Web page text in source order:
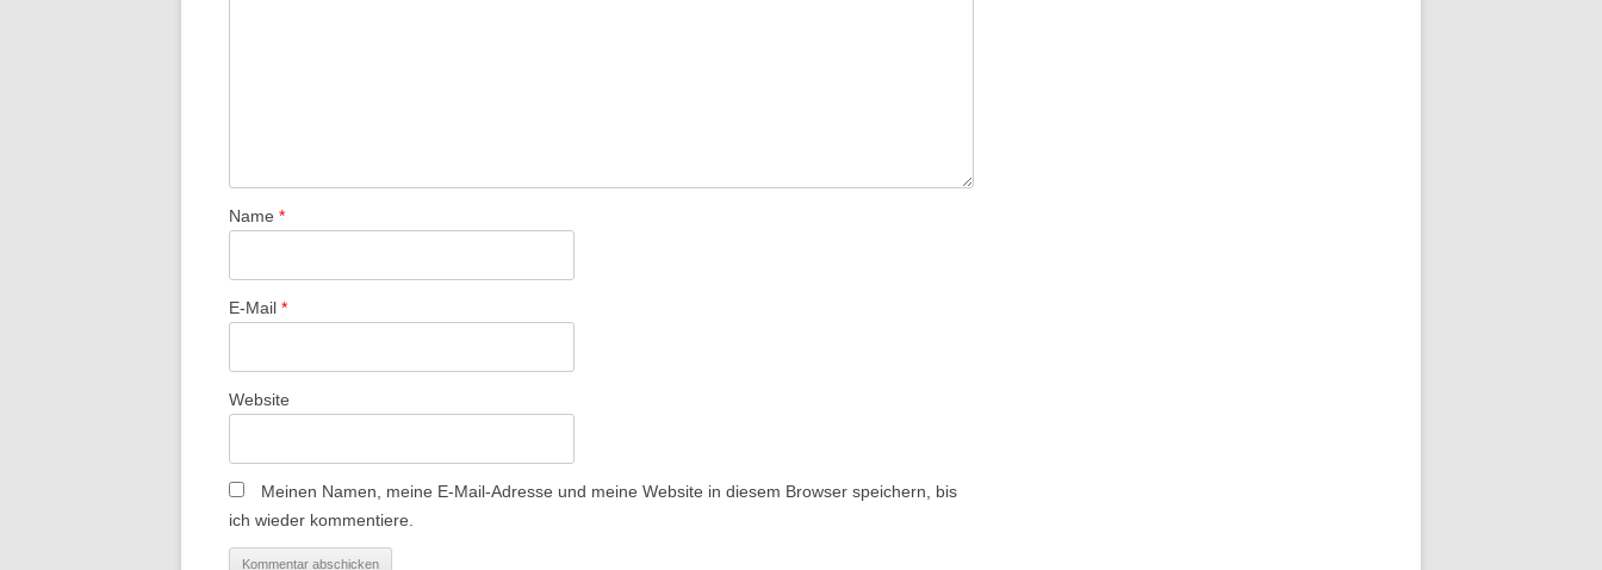
g
a
i
o
Name *
E-Mail *
Website
Meinen Namen, meine E-Mail-Adresse und meine Website in diesem Browser speichern, bis
ich wieder kommentiere.